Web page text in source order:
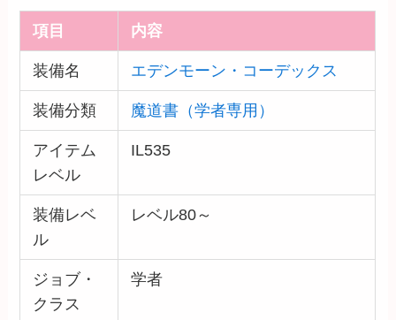
項目 内容
装備名 エデンモーン・コーデックス
装備分類 魔道書（学者専用）
アイテム
レベル
IL535
装備レベ
ル
レベル80～
ジョブ・
クラス
学者